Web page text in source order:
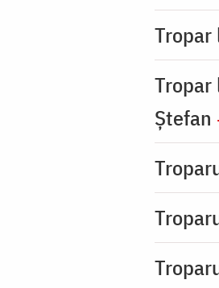
Tropar
Ştefan